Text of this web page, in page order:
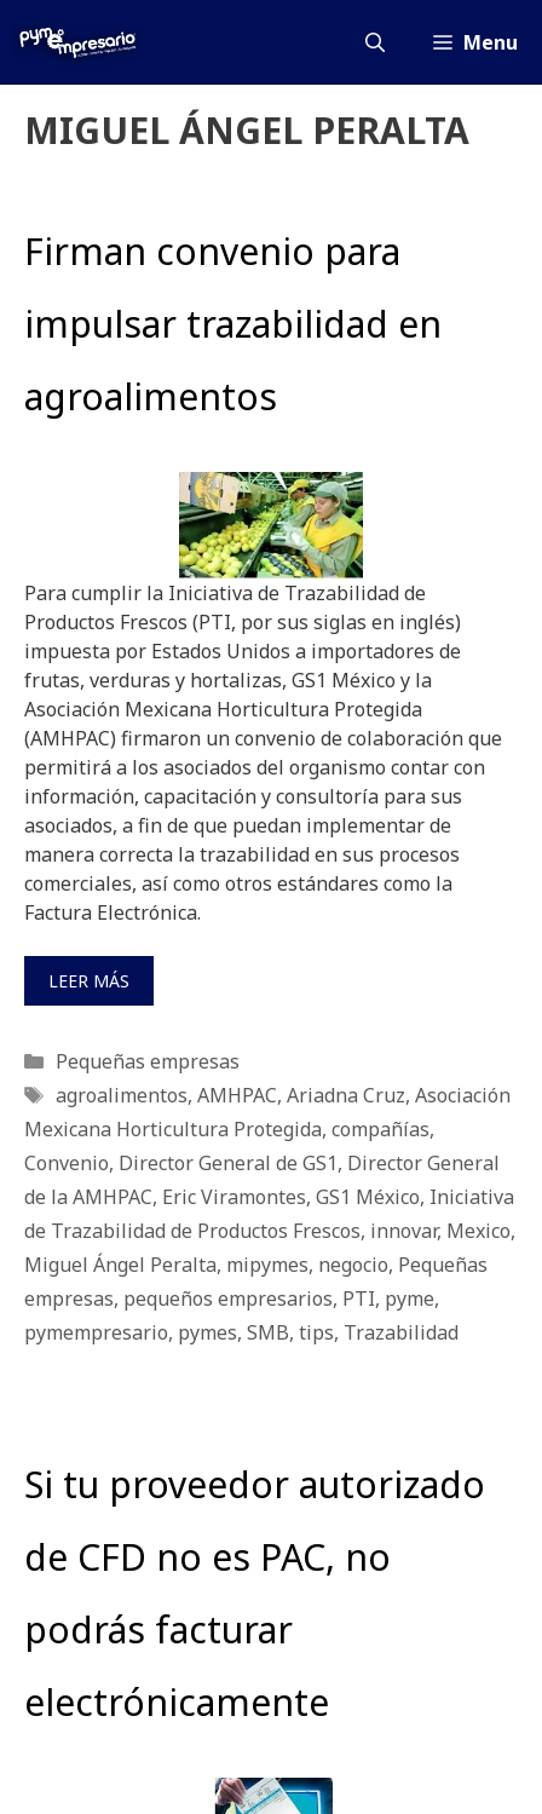
Menu
MIGUEL ÁNGEL PERALTA
Firman convenio para
impulsar trazabilidad en
agroalimentos
Para cumplir la Iniciativa de Trazabilidad de
Productos Frescos (PTI, por sus siglas en inglés)
impuesta por Estados Unidos a importadores de
frutas, verduras y hortalizas, GS1 México y la
Asociación Mexicana Horticultura Protegida
(AMHPAC) firmaron un convenio de colaboración que
permitirá a los asociados del organismo contar con
información, capacitación y consultoría para sus
asociados, a fin de que puedan implementar de
manera correcta la trazabilidad en sus procesos
comerciales, así como otros estándares como la
Factura Electrónica.
LEER MÁS
Categorías
Pequeñas empresas
Etiquetas
agroalimentos, AMHPAC, Ariadna Cruz, Asociación
Mexicana Horticultura Protegida, compañías,
Convenio, Director General de GS1, Director General
de la AMHPAC, Eric Viramontes, GS1 México, Iniciativa
de Trazabilidad de Productos Frescos, innovar, Mexico,
Miguel Ángel Peralta, mipymes, negocio, Pequeñas
empresas, pequeños empresarios, PTI, pyme,
pymempresario, pymes, SMB, tips, Trazabilidad
Si tu proveedor autorizado
de CFD no es PAC, no
podrás facturar
electrónicamente